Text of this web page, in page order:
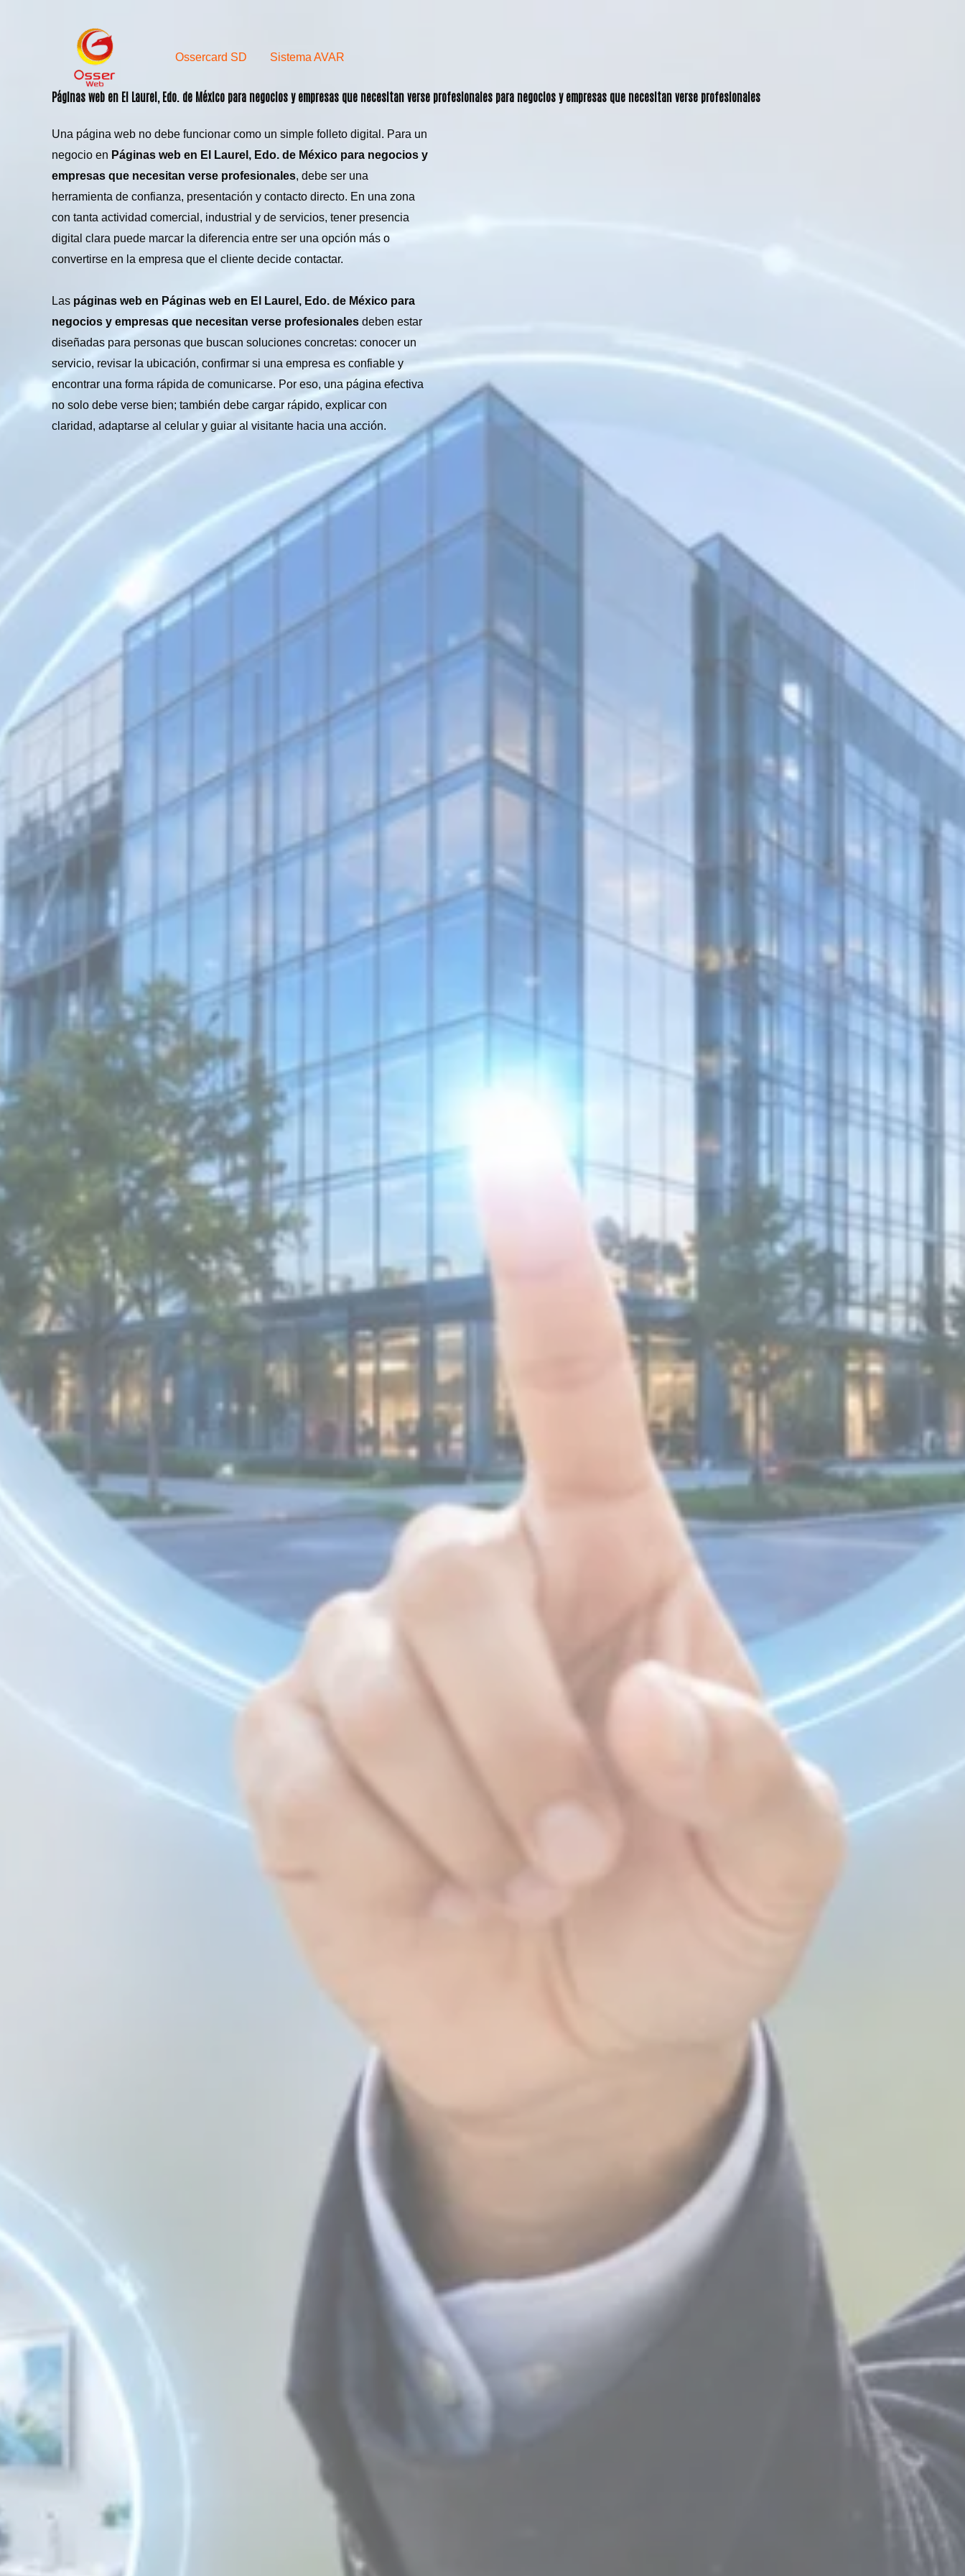
Ossercard SD Sistema AVAR
Páginas web en El Laurel , Edo. de México para negocios y empresas que necesitan verse profesionales para negocios y empresas que necesitan verse profesionales
Una página web no debe funcionar como un simple folleto digital. Para un
negocio en Páginas web en El Laurel, Edo. de México para negocios y
empresas que necesitan verse profesionales, debe ser una
herramienta de confianza, presentación y contacto directo. En una zona
con tanta actividad comercial, industrial y de servicios, tener presencia
digital clara puede marcar la diferencia entre ser una opción más o
convertirse en la empresa que el cliente decide contactar.
Las páginas web en Páginas web en El Laurel, Edo. de México para
negocios y empresas que necesitan verse profesionales deben estar
diseñadas para personas que buscan soluciones concretas: conocer un
servicio, revisar la ubicación, confirmar si una empresa es confiable y
encontrar una forma rápida de comunicarse. Por eso, una página efectiva
no solo debe verse bien; también debe cargar rápido, explicar con
claridad, adaptarse al celular y guiar al visitante hacia una acción.